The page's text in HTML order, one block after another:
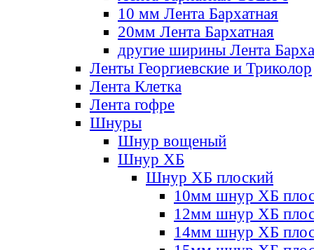
10 мм Лента Бархатная
20мм Лента Бархатная
другие ширины Лента
Ленты Георгиевские и Триколор
Лента Клетка
Лента гофре
Шнуры
Шнур вощеный
Шнур ХБ
Шнур ХБ плоский
10мм шнур ХБ
12мм шнур ХБ
14мм шнур ХБ